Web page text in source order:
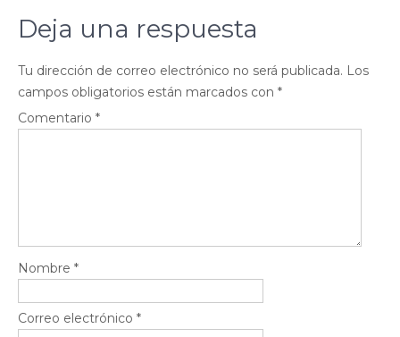
Deja una respuesta
Tu dirección de correo electrónico no será publicada. Los
campos obligatorios están marcados con *
Comentario *
Nombre *
Correo electrónico *